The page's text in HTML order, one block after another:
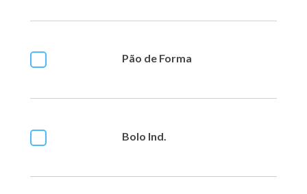
Pão de Forma
Bolo Ind.